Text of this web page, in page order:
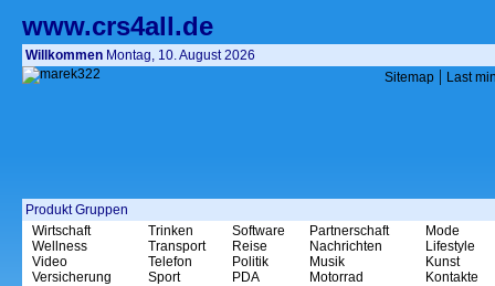
www.crs4all.de
Willkommen Montag, 10. August 2026
Sitemap | Last
Produkt Gruppen
Wirtschaft
Wellness
Video
Versicherung
Trinken
Transport
Telefon
Sport
Software
Reise
Politik
PDA
Partnerschaft
Nachrichten
Musik
Motorrad
Mode
Lifestyle
Kunst
Kontakte